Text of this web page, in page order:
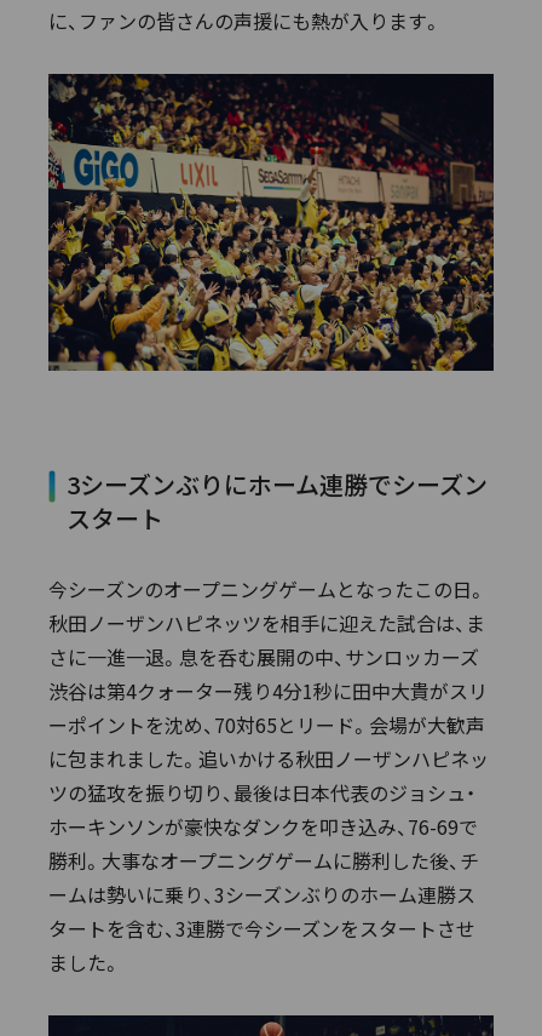
に、ファンの皆さんの声援にも熱が入ります。
3シーズンぶりにホーム連勝でシーズン
スタート
今シーズンのオープニングゲームとなったこの日。
秋田ノーザンハピネッツを相手に迎えた試合は、ま
さに一進一退。息を呑む展開の中、サンロッカーズ
渋谷は第4クォーター残り4分1秒に田中大貴がスリ
ーポイントを沈め、70対65とリード。会場が大歓声
に包まれました。追いかける秋田ノーザンハピネッ
ツの猛攻を振り切り、最後は日本代表のジョシュ・
ホーキンソンが豪快なダンクを叩き込み、76-69で
勝利。大事なオープニングゲームに勝利した後、チ
ームは勢いに乗り、3シーズンぶりのホーム連勝ス
タートを含む、3連勝で今シーズンをスタートさせ
ました。